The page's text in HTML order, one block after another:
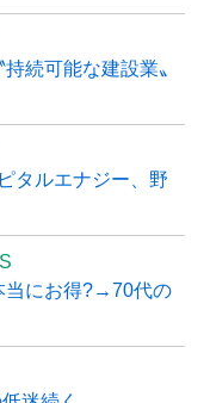
続可能な建設業〟
タルエナジー、野
当にお得?→70代の